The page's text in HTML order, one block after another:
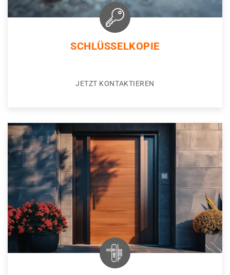
SCHLÜSSELKOPIE
JETZT KONTAKTIEREN